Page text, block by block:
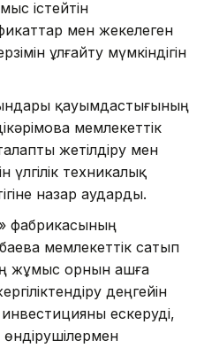
істейтін
мен жекелеген
ұлғайту мүмкіндігін
қауымдастығының
мемлекеттік
жетілдіру мен
үлгілік техникалық
назар аударды.
фабрикасының
мемлекеттік сатып
жұмыс орнын ашға
деңгейін
ескеруді,